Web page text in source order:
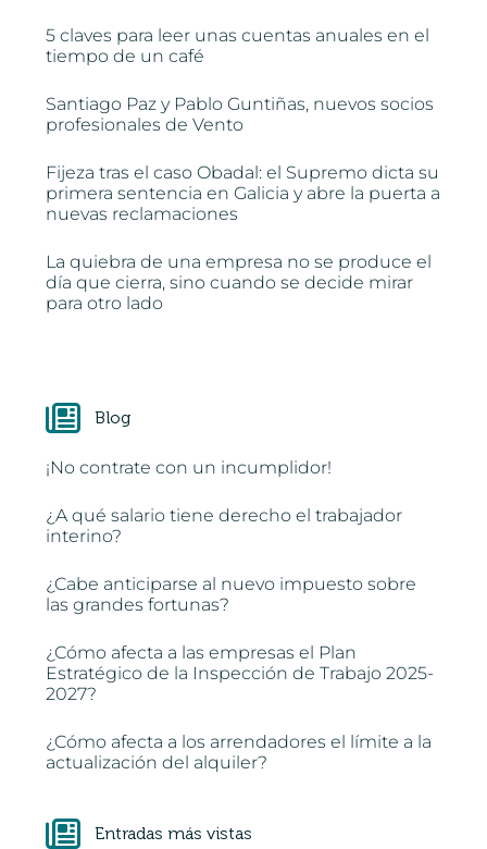
5 claves para leer unas cuentas anuales en el
tiempo de un café
Santiago Paz y Pablo Guntiñas, nuevos socios
profesionales de Vento
Fijeza tras el caso Obadal: el Supremo dicta su
primera sentencia en Galicia y abre la puerta a
nuevas reclamaciones
La quiebra de una empresa no se produce el
día que cierra, sino cuando se decide mirar
para otro lado
Blog
¡No contrate con un incumplidor!
¿A qué salario tiene derecho el trabajador
interino?
¿Cabe anticiparse al nuevo impuesto sobre
las grandes fortunas?
¿Cómo afecta a las empresas el Plan
Estratégico de la Inspección de Trabajo 2025-
2027?
¿Cómo afecta a los arrendadores el límite a la
actualización del alquiler?
Entradas más vistas